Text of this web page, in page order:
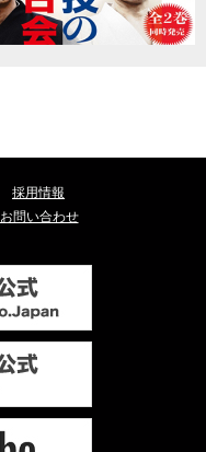
採用情報
お問い合わせ